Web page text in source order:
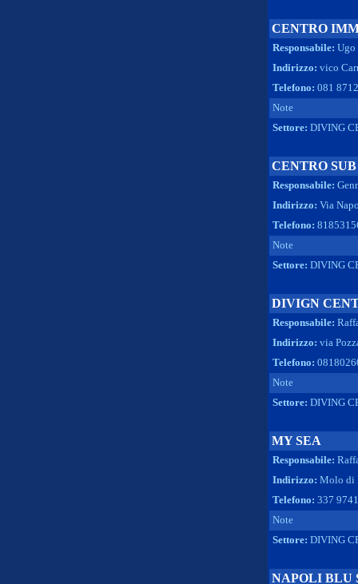
CENTRO
Responsabile: Ugo
Indirizzo: vico
Telefono: 081
Note
Settore: DIVING
CENTRO
Responsabile:
Indirizzo: Via
Telefono:
Note
Settore: DIVING
DIVIGN
Responsabile:
Indirizzo: via
Telefono:
Note
Settore: DIVING
MY SEA
Responsabile:
Indirizzo: Molo di
Telefono: 337
Note
Settore: DIVING
NAPOLI BLU